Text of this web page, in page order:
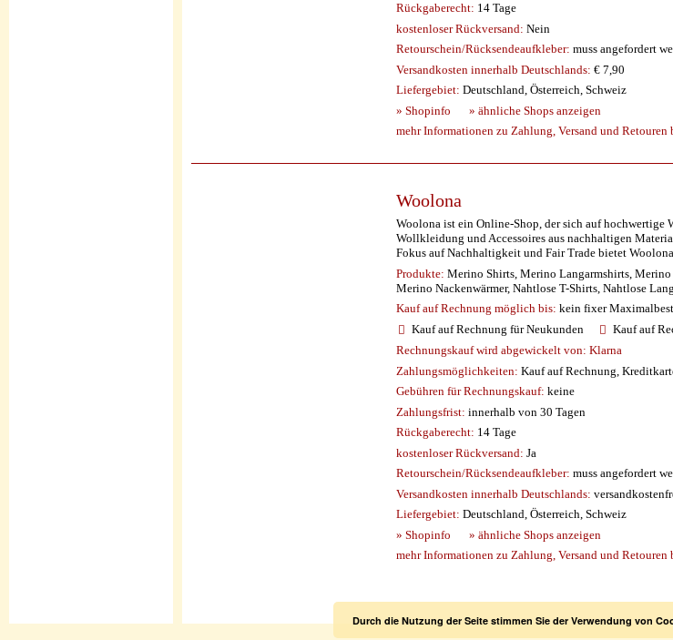
Rückgaberecht: 14 Tage
kostenloser Rückversand: Nein
Retourschein/Rücksendeaufkleber: muss angefordert
Versandkosten innerhalb Deutschlands: € 7,90
Liefergebiet: Deutschland, Österreich, Schweiz
» Shopinfo
» ähnliche Shops anzeigen
mehr Informationen zu Zahlung, Versand und Retouren
Woolona
Woolona ist ein Online-Shop, der sich auf
Wollkleidung und Accessoires aus nachhaltigen
Fokus auf Nachhaltigkeit und Fair Trade bietet
Produkte: Merino Shirts, Merino Langarmshirts,
Merino Nackenwärmer, Nahtlose T-Shirts, Nahtlose
Kauf auf Rechnung möglich bis: kein fixer
Kauf auf Rechnung für Neukunden
Kauf auf
Rechnungskauf wird abgewickelt von: Klarna
Zahlungsmöglichkeiten: Kauf auf Rechnung,
Gebühren für Rechnungskauf: keine
Zahlungsfrist: innerhalb von 30 Tagen
Rückgaberecht: 14 Tage
kostenloser Rückversand: Ja
Retourschein/Rücksendeaufkleber: muss angefordert
Versandkosten innerhalb Deutschlands:
Liefergebiet: Deutschland, Österreich, Schweiz
» Shopinfo
» ähnliche Shops anzeigen
mehr Informationen zu Zahlung, Versand und Retouren
Durch die Nutzung der Seite stimmen Sie der Verwendung von